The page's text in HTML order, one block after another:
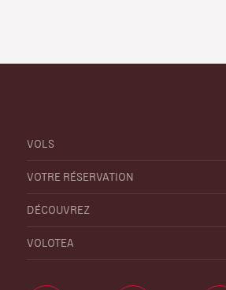
VOLS
VOTRE RÉSERVATION
DÉCOUVREZ
VOLOTEA